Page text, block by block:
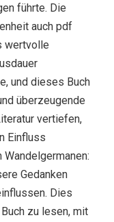
führte. Die
auch pdf
wertvolle
und dieses Buch
überzeugende
vertiefen,
Einfluss
Gedanken
Dies
zu lesen, mit